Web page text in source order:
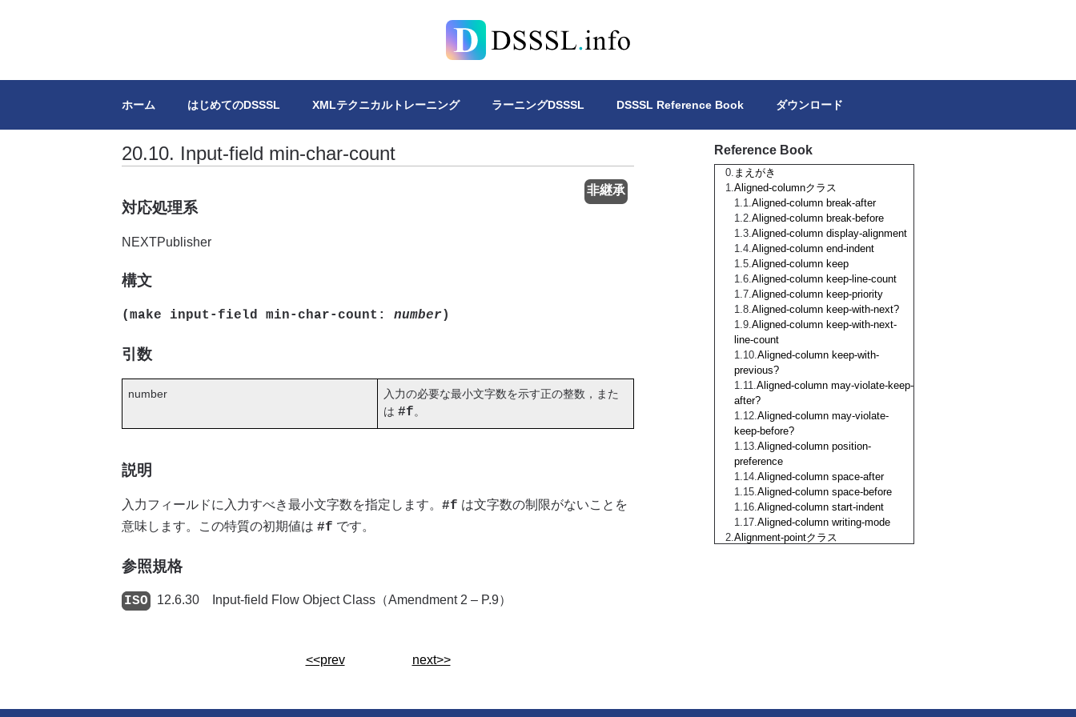
DSSSL.info
ホーム はじめてのDSSSL XMLテクニカルトレーニング ラーニングDSSSL DSSSL Reference Book ダウンロード
20.10. Input-field min-char-count
非継承
対応処理系
NEXTPublisher
構文
(make input-field min-char-count: number)
引数
number
入力の必要な最小文字数を示す正の整数，また
は #f。
説明
入力フィールドに入力すべき最小文字数を指定します。 #f は文字数の制限がないことを
意味します。この特質の初期値は #f です。
参照規格
12.6.30 Input-field Flow Object Class（Amendment 2 ‒ P.9）
<<prev next>>
Reference Book
まえがき
Aligned-columnクラス
Aligned-column break-after
Aligned-column break-before
Aligned-column display-alignment
Aligned-column end-indent
Aligned-column keep
Aligned-column keep-line-count
Aligned-column keep-priority
Aligned-column keep-with-next?
Aligned-column keep-with-next-
line-count
Aligned-column keep-with-
previous?
Aligned-column may-violate-keep-
after?
Aligned-column may-violate-
keep-before?
Aligned-column position-
preference
Aligned-column space-after
Aligned-column space-before
Aligned-column start-indent
Aligned-column writing-mode
Alignment-pointクラス